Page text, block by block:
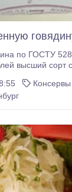
по ГОСТУ 5284-84,
высший сорт
Консервы